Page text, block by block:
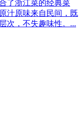
了浙江菜的经典菜
汁原味来自民间，既
次，不失趣味性。...